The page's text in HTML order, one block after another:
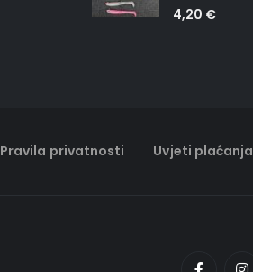
4,20 €
Pravila privatnosti Uvjeti plaćanja